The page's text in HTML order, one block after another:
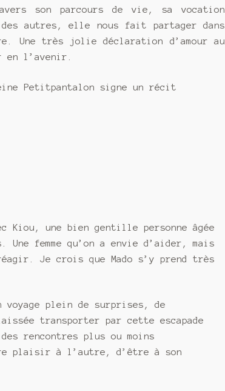
son parcours de vie, sa vocation
des autres, elle nous fait partager dans
Une très jolie déclaration d’amour au
l’avenir.
Petitpantalon signe un récit
Kiou, une bien gentille personne âgée
femme qu’on a envie d’aider, mais
Je crois que Mado s’y prend très
voyage plein de surprises, de
transporter par cette escapade
rencontres plus ou moins
plaisir à l’autre, d’être à son